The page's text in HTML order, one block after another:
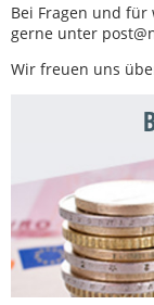
Bei Fragen und
gerne unter
Wir freuen uns